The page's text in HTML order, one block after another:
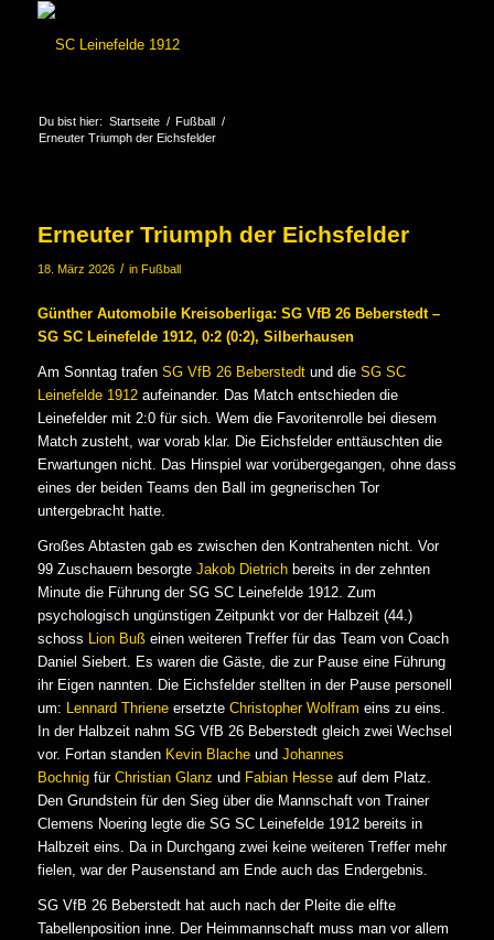
Du bist hier: Startseite / Fußball /
Erneuter Triumph der Eichsfelder
Erneuter Triumph der Eichsfelder
18. März 2026 / in Fußball
Günther Automobile Kreisoberliga: SG VfB 26 Beberstedt –
SG SC Leinefelde 1912, 0:2 (0:2), Silberhausen
Am Sonntag trafen SG VfB 26 Beberstedtund die SG SC
Leinefelde 1912aufeinander. Das Match entschieden die
Leinefelder mit 2:0 für sich. Wem die Favoritenrolle bei diesem
Match zusteht, war vorab klar. Die Eichsfelder enttäuschten die
Erwartungen nicht. Das Hinspiel war vorübergegangen, ohne dass
eines der beiden Teams den Ball im gegnerischen Tor
untergebracht hatte.
Großes Abtasten gab es zwischen den Kontrahenten nicht. Vor
99 Zuschauern besorgte Jakob Dietrichbereits in der zehnten
Minute die Führung der SG SC Leinefelde 1912. Zum
psychologisch ungünstigen Zeitpunkt vor der Halbzeit (44.)
schoss Lion Bußeinen weiteren Treffer für das Team von Coach
Daniel Siebert. Es waren die Gäste, die zur Pause eine Führung
ihr Eigen nannten. Die Eichsfelder stellten in der Pause personell
um: Lennard Thrieneersetzte Christopher Wolfram eins zu eins.
In der Halbzeit nahm SG VfB 26 Beberstedt gleich zwei Wechsel
vor. Fortan standen Kevin Blacheund Johannes
Bochnigfür Christian Glanz und Fabian Hesseauf dem Platz.
Den Grundstein für den Sieg über die Mannschaft von Trainer
Clemens Noering legte die SG SC Leinefelde 1912 bereits in
Halbzeit eins. Da in Durchgang zwei keine weiteren Treffer mehr
fielen, war der Pausenstand am Ende auch das Endergebnis.
SG VfB 26 Beberstedt hat auch nach der Pleite die elfte
Tabellenposition inne. Der Heimmannschaft muss man vor allem